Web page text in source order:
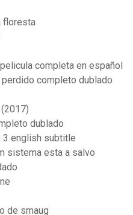
floresta
completa en español
completo dublado
dublado
3 english subtitle
sistema esta a salvo
de smaug